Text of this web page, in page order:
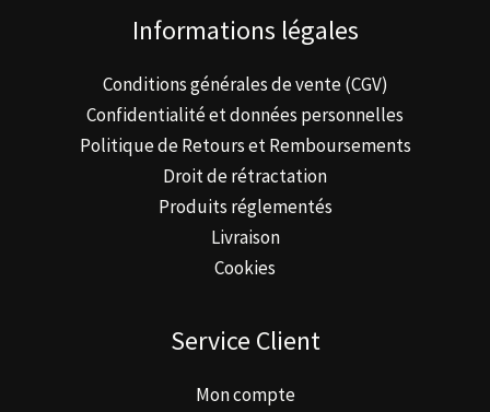
Informations légales
Conditions générales de vente (CGV)
Confidentialité et données personnelles
Politique de Retours et Remboursements
Droit de rétractation
Produits réglementés
Livraison
Cookies
Service Client
Mon compte